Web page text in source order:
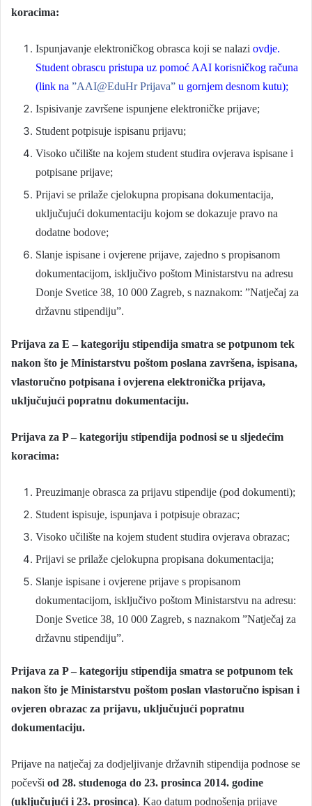
koracima:
Ispunjavanje elektroničkog obrasca koji se nalazi ovdje.
Student obrascu pristupa uz pomoć AAI korisničkog računa
(link na ”AAI@EduHr Prijava” u gornjem desnom kutu);
Ispisivanje završene ispunjene elektroničke prijave;
Student potpisuje ispisanu prijavu;
Visoko učilište na kojem student studira ovjerava ispisane i
potpisane prijave;
Prijavi se prilaže cjelokupna propisana dokumentacija,
uključujući dokumentaciju kojom se dokazuje pravo na
dodatne bodove;
Slanje ispisane i ovjerene prijave, zajedno s propisanom
dokumentacijom, isključivo poštom Ministarstvu na adresu
Donje Svetice 38, 10 000 Zagreb, s naznakom: ”Natječaj za
državnu stipendiju”.
Prijava za E – kategoriju stipendija smatra se potpunom tek
nakon što je Ministarstvu poštom poslana završena, ispisana,
vlastoručno potpisana i ovjerena elektronička prijava,
uključujući popratnu dokumentaciju.
Prijava za P – kategoriju stipendija podnosi se u sljedećim
koracima:
Preuzimanje obrasca za prijavu stipendije (pod dokumenti);
Student ispisuje, ispunjava i potpisuje obrazac;
Visoko učilište na kojem student studira ovjerava obrazac;
Prijavi se prilaže cjelokupna propisana dokumentacija;
Slanje ispisane i ovjerene prijave s propisanom
dokumentacijom, isključivo poštom Ministarstvu na adresu:
Donje Svetice 38, 10 000 Zagreb, s naznakom ”Natječaj za
državnu stipendiju”.
Prijava za P – kategoriju stipendija smatra se potpunom tek
nakon što je Ministarstvu poštom poslan vlastoručno ispisan i
ovjeren obrazac za prijavu, uključujući popratnu
dokumentaciju.
Prijave na natječaj za dodjeljivanje državnih stipendija podnose se
počevši od 28. studenoga do 23. prosinca 2014. godine
(uključujući i 23. prosinca). Kao datum podnošenja prijave